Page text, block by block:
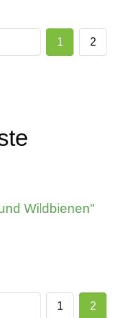
1 2
Wildbienen"
1 2